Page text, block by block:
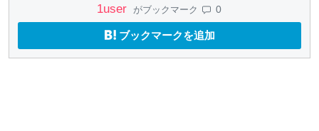
1user がブックマーク 0
ブックマークを追加